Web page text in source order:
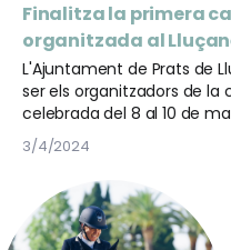
Finalitza la primera
organitzada al
L'Ajuntament de Prats de
ser els organitzadors de la
celebrada del 8 al 10 de
3/4/2024